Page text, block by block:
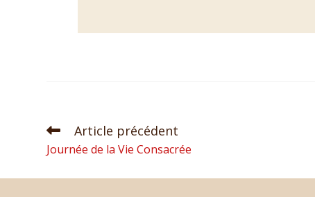
Article précédent
Journée de la Vie Consacrée